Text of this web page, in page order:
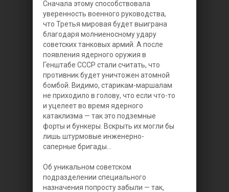
Сначала этому способствовала
уверенность военного руководства,
что Третья мировая будет выиграна
благодаря молниеносному удару
советских танковых армий. А после
появления ядерного оружия в
Генштабе СССР стали считать, что
противник будет уничтожен атомной
бомбой. Видимо, старикам-маршалам
не приходило в голову, что если что-то
и уцелеет во время ядерного
катаклизма — так это подземные
форты и бункеры. Вскрыть их могли бы
лишь штурмовые инженерно-
саперные бригады...
Об уникальном советском
подразделении специального
назначения попросту забыли — так,